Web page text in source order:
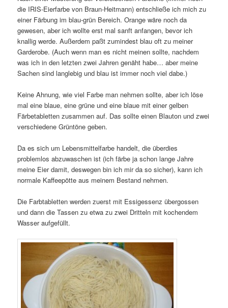
die IRIS-Eierfarbe von Braun-Heitmann) entschließe ich mich zu
einer Färbung im blau-grün Bereich. Orange wäre noch da
gewesen, aber ich wollte erst mal sanft anfangen, bevor ich
knallig werde. Außerdem paßt zumindest blau oft zu meiner
Garderobe. (Auch wenn man es nicht meinen sollte, nachdem
was ich in den letzten zwei Jahren genäht habe… aber meine
Sachen sind langlebig und blau ist immer noch viel dabe.)
Keine Ahnung, wie viel Farbe man nehmen sollte, aber ich löse
mal eine blaue, eine grüne und eine blaue mit einer gelben
Färbetabletten zusammen auf. Das sollte einen Blauton und zwei
verschiedene Grüntöne geben.
Da es sich um Lebensmittelfarbe handelt, die überdies
problemlos abzuwaschen ist (ich färbe ja schon lange Jahre
meine Eier damit, deswegen bin ich mir da so sicher), kann ich
normale Kaffeepötte aus meinem Bestand nehmen.
Die Farbtabletten werden zuerst mit Essigessenz übergossen
und dann die Tassen zu etwa zu zwei Dritteln mit kochendem
Wasser aufgefüllt.